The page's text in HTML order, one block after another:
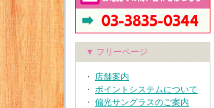
▼ フリーページ
・ 店舗案内
・ ポイントシステムについて
・ 偏光サングラスのご案内